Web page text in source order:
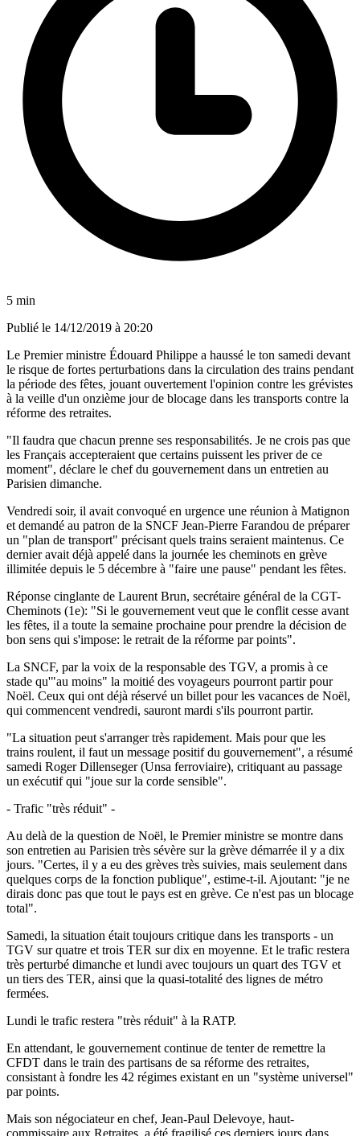
5 min
Publié le 14/12/2019 à 20:20
Le Premier ministre Édouard Philippe a haussé le ton samedi devant
le risque de fortes perturbations dans la circulation des trains pendant
la période des fêtes, jouant ouvertement l'opinion contre les grévistes
à la veille d'un onzième jour de blocage dans les transports contre la
réforme des retraites.
"Il faudra que chacun prenne ses responsabilités. Je ne crois pas que
les Français accepteraient que certains puissent les priver de ce
moment", déclare le chef du gouvernement dans un entretien au
Parisien dimanche.
Vendredi soir, il avait convoqué en urgence une réunion à Matignon
et demandé au patron de la SNCF Jean-Pierre Farandou de préparer
un "plan de transport" précisant quels trains seraient maintenus. Ce
dernier avait déjà appelé dans la journée les cheminots en grève
illimitée depuis le 5 décembre à "faire une pause" pendant les fêtes.
Réponse cinglante de Laurent Brun, secrétaire général de la CGT-
Cheminots (1e): "Si le gouvernement veut que le conflit cesse avant
les fêtes, il a toute la semaine prochaine pour prendre la décision de
bon sens qui s'impose: le retrait de la réforme par points".
La SNCF, par la voix de la responsable des TGV, a promis à ce
stade qu'"au moins" la moitié des voyageurs pourront partir pour
Noël. Ceux qui ont déjà réservé un billet pour les vacances de Noël,
qui commencent vendredi, sauront mardi s'ils pourront partir.
"La situation peut s'arranger très rapidement. Mais pour que les
trains roulent, il faut un message positif du gouvernement", a résumé
samedi Roger Dillenseger (Unsa ferroviaire), critiquant au passage
un exécutif qui "joue sur la corde sensible".
- Trafic "très réduit" -
Au delà de la question de Noël, le Premier ministre se montre dans
son entretien au Parisien très sévère sur la grève démarrée il y a dix
jours. "Certes, il y a eu des grèves très suivies, mais seulement dans
quelques corps de la fonction publique", estime-t-il. Ajoutant: "je ne
dirais donc pas que tout le pays est en grève. Ce n'est pas un blocage
total".
Samedi, la situation était toujours critique dans les transports - un
TGV sur quatre et trois TER sur dix en moyenne. Et le trafic restera
très perturbé dimanche et lundi avec toujours un quart des TGV et
un tiers des TER, ainsi que la quasi-totalité des lignes de métro
fermées.
Lundi le trafic restera "très réduit" à la RATP.
En attendant, le gouvernement continue de tenter de remettre la
CFDT dans le train des partisans de sa réforme des retraites,
consistant à fondre les 42 régimes existant en un "système universel"
par points.
Mais son négociateur en chef, Jean-Paul Delevoye, haut-
commissaire aux Retraites, a été fragilisé ces derniers jours dans